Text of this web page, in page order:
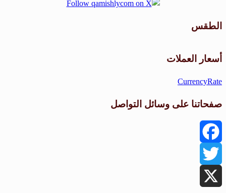
الطقس
أسعار العملات
CurrencyRate
صفحاتنا على وسائل التواصل
Facebook
Twitter